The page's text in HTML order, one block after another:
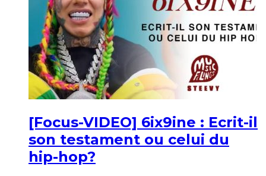
[Focus-VIDEO] 6ix9ine : Ecrit-il
son testament ou celui du
hip-hop?